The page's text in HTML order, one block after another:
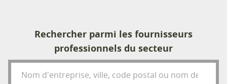
Rechercher parmi les fournisseurs
professionnels du secteur